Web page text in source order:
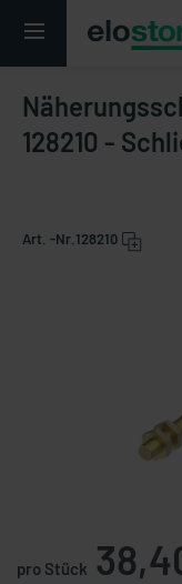
128210 -
Art. -Nr. 128210
pro Stück